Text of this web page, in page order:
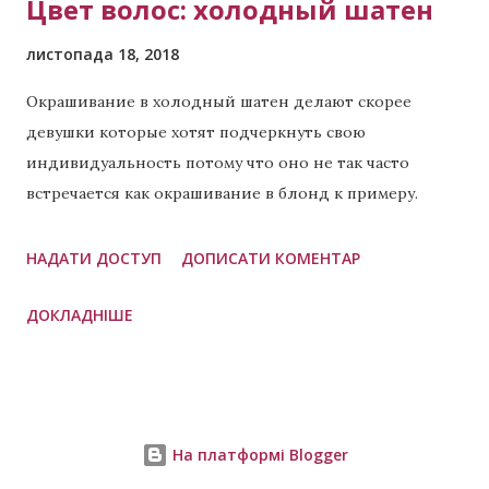
Цвет волос: холодный шатен
листопада 18, 2018
Окрашивание в холодный шатен делают скорее
девушки которые хотят подчеркнуть свою
индивидуальность потому что оно не так часто
встречается как окрашивание в блонд к примеру.
длинными локонами так и те у кого короткие. Имея
сливаться с большинством. Хотя если мы говорим о
поменять, то холодный блонд может быть то что
НАДАТИ ДОСТУП ДОПИСАТИ КОМЕНТАР
ДОКЛАДНІШЕ
На платформі Blogger